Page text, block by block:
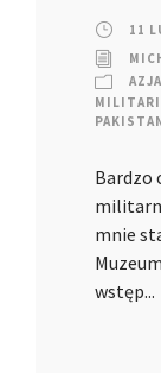
11
AZJA
Bardzo
mnie
wstęp...